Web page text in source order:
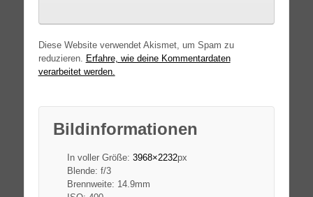
Diese Website verwendet Akismet, um Spam zu
reduzieren. Erfahre, wie deine Kommentardaten
verarbeitet werden.
Bildinformationen
In voller Größe: 3968×2232px
Blende: f/3
Brennweite: 14.9mm